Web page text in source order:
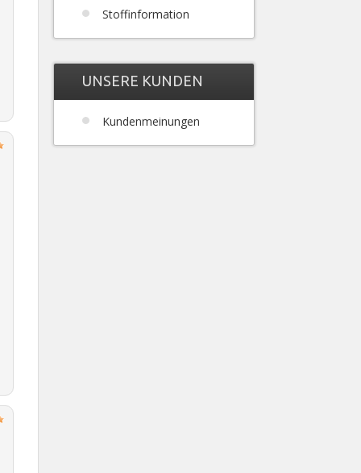
Stoffinformation
UNSERE KUNDEN
Kundenmeinungen